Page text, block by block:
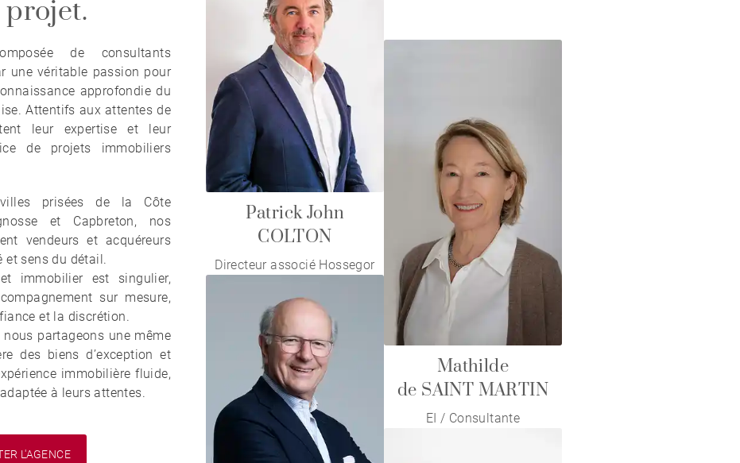
de consultants
une véritable passion pour
approfondie du
Attentifs aux attentes de
leur expertise et leur
de projets immobiliers
villes prisées de la Côte
et Capbreton, nos
vendeurs et acquéreurs
et sens du détail.
immobilier est singulier,
sur mesure,
et la discrétion.
partageons une même
des biens d’exception et
immobilière fluide,
à leurs attentes.
L'AGENCE
Patrick John
COLTON
Directeur associé Hossegor
Mathilde
de SAINT MARTIN
EI / Consultante